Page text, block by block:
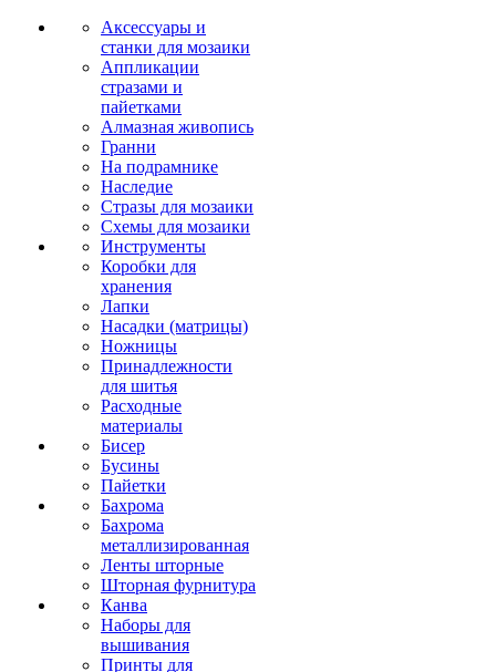
Аксессуары и
станки для мозаики
Аппликации
стразами и
пайетками
Алмазная живопись
Гранни
На подрамнике
Наследие
Стразы для мозаики
Схемы для мозаики
Инструменты
Коробки для
хранения
Лапки
Насадки (матрицы)
Ножницы
Принадлежности
для шитья
Расходные
материалы
Бисер
Бусины
Пайетки
Бахрома
Бахрома
металлизированная
Ленты шторные
Шторная фурнитура
Канва
Наборы для
вышивания
Принты для